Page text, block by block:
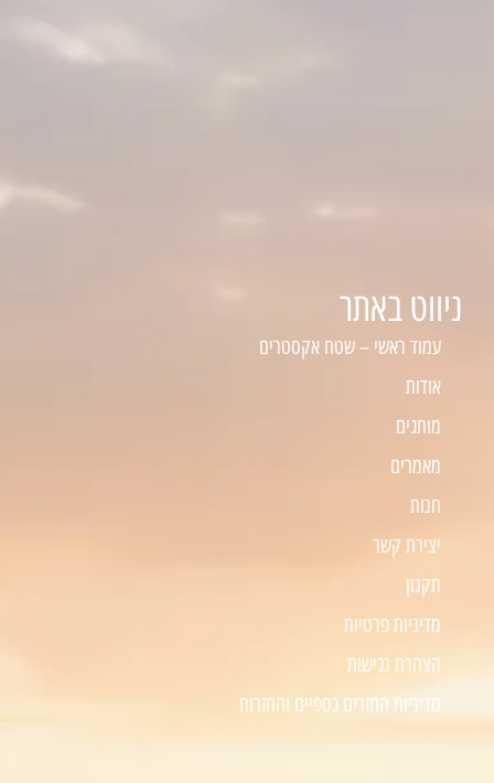
ניווט באתר
עמוד ראשי – שטח אקסטרים
אודות
מותגים
מאמרים
חנות
יצירת קשר
תקנון
מדיניות פרטיות
הצהרת נגישות
מדיניות החזרים כספיים והחזרות